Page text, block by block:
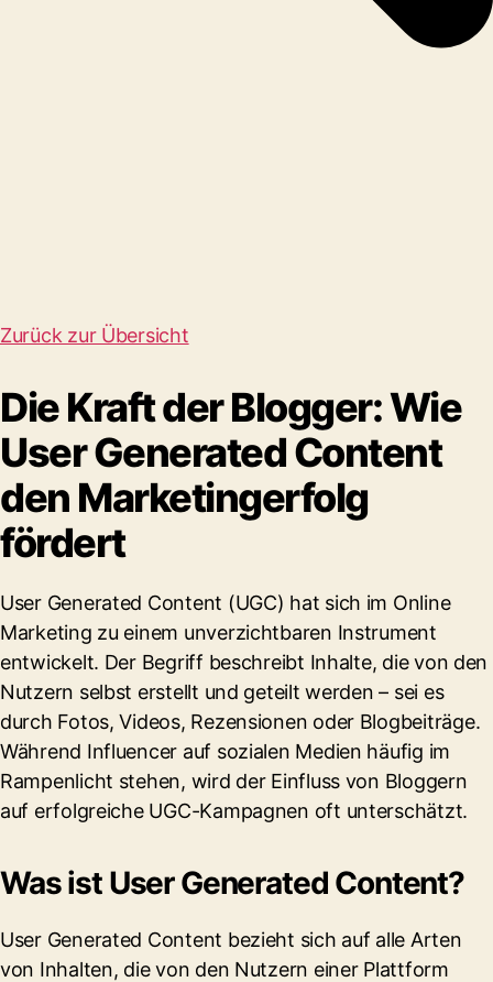
Zurück zur Übersicht
Die Kraft der Blogger: Wie
User Generated Content
den Marketingerfolg
fördert
User Generated Content (UGC) hat sich im Online
Marketing zu einem unverzichtbaren Instrument
entwickelt. Der Begriff beschreibt Inhalte, die von den
Nutzern selbst erstellt und geteilt werden – sei es
durch Fotos, Videos, Rezensionen oder Blogbeiträge.
Während Influencer auf sozialen Medien häufig im
Rampenlicht stehen, wird der Einfluss von Bloggern
auf erfolgreiche UGC-Kampagnen oft unterschätzt.
Was ist User Generated Content?
User Generated Content bezieht sich auf alle Arten
von Inhalten, die von den Nutzern einer Plattform